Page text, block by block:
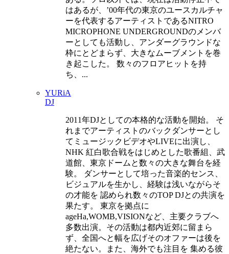
はあるが、’00年代の東京のユースカルチャ
ーを代表するアーティストであるNITRO
MICROPHONE UNDERGROUNDのメンバ
ーとしても活動し、アンダーグラウンドな
枠にとどまらず、大きなムーブメントを巻
き起こした。 数々のフロアヒットを持
ち、...
YURiA
DJ
2011年DJとしての本格的な活動を開始。 そ
れまでアーティストのバックダンサーとし
てミュージックビデオやLIVEに出演し、
NHK 紅白歌合戦をはじめとした歌番組、武
道館、東京ドームと数々の大きな舞台を経
験。 ダンサーとして培った音楽的センス、
ビジュアルを生かし、経験は浅いながらそ
の才能を 認められ数々のTOP DJとの共演を
果たす。 東京を拠点に
ageHa,WOMB,VISIONなど、主要クラブへ
多数出演。その活動は都内近郊に留まら
ず、全国へと幅を広げそのオファーは後を
絶たない。また、海外でも注目を 集める彼